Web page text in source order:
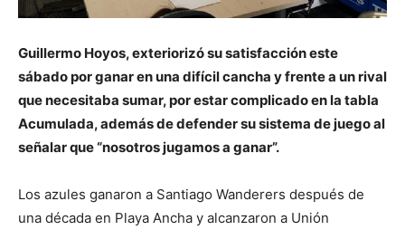
Guillermo Hoyos, exteriorizó su satisfacción este
sábado por ganar en una difícil cancha y frente a un rival
que necesitaba sumar, por estar complicado en la tabla
Acumulada, además de defender su sistema de juego al
señalar que “nosotros jugamos a ganar”.
Los azules ganaron a Santiago Wanderers después de
una década en Playa Ancha y alcanzaron a Unión